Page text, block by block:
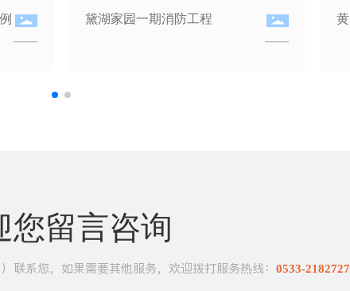
黄山中都消防工程
您留言咨询
联系您，如果需要其他服务，欢迎拨打服务热线： 0533-2182727